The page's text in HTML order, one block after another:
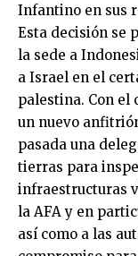
Infantino en sus
Esta decisión se
la sede a
a Israel en el
palestina. Con el
un nuevo
pasada una
tierras para
infraestructuras
la AFA y en
así como a las